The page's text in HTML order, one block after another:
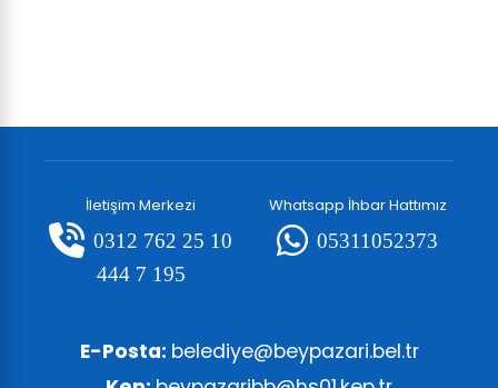
İletişim Merkezi
0312 762 25 10
444 7 195
Whatsapp İhbar Hattımız
05311052373
E-Posta: belediye@beypazari.bel.tr